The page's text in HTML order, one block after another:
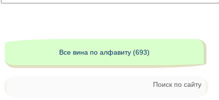
Все вина по алфавиту (693)
Поиск по сайту